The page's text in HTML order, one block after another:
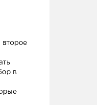
второе
в